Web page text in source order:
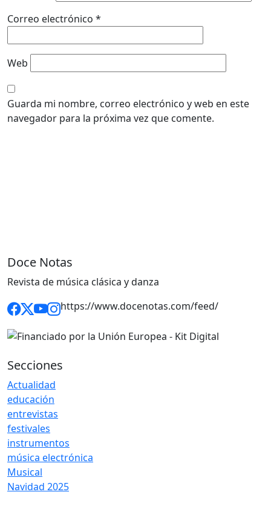
Correo electrónico *
Web
Guarda mi nombre, correo electrónico y web en este
navegador para la próxima vez que comente.
Doce Notas
Revista de música clásica y danza
https://www.docenotas.com/feed/
Secciones
Actualidad
educación
entrevistas
festivales
instrumentos
música electrónica
Musical
Navidad 2025